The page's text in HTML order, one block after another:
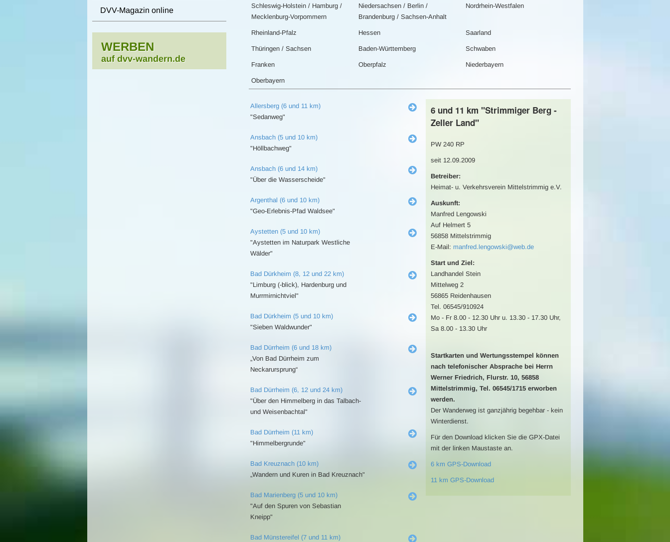
Schleswig-Holstein / Hamburg /
Mecklenburg-Vorpommern
Niedersachsen / Berlin /
Brandenburg / Sachsen-Anhalt
Nordrhein-Westfalen
Rheinland-Pfalz Hessen Saarland
Thüringen / Sachsen Baden-Württemberg Schwaben
Franken Oberpfalz Niederbayern
Oberbayern
Allersberg (6 und 11 km)
"Sedanweg"
Ansbach (5 und 10 km)
"Höllbachweg"
Ansbach (6 und 14 km)
"Über die Wasserscheide"
Argenthal (6 und 10 km)
"Geo-Erlebnis-Pfad Waldsee"
Aystetten (5 und 10 km)
"Aystetten im Naturpark Westliche
Wälder"
Bad Dürkheim (8, 12 und 22 km)
"Limburg (-blick), Hardenburg und
Murrmirnichtviel"
Bad Dürkheim (5 und 10 km)
"Sieben Waldwunder"
Bad Dürrheim (6 und 18 km)
„Von Bad Dürrheim zum
Neckarursprung“
Bad Dürrheim (6, 12 und 24 km)
"Über den Himmelberg in das Talbach-
und Weisenbachtal"
Bad Dürrheim (11 km)
"Himmelbergrunde"
Bad Kreuznach (10 km)
„Wandern und Kuren in Bad Kreuznach"
Bad Marienberg (5 und 10 km)
"Auf den Spuren von Sebastian
Kneipp"
Bad Münstereifel (7 und 11 km)
6 und 11 km "Strimmiger Berg -
Zeller Land"
PW 240 RP
seit 12.09.2009
Betreiber:
Heimat- u. Verkehrsverein Mittelstrimmig e.V.
Auskunft:
Manfred Lengowski
Auf Helmert 5
56858 Mittelstrimmig
E-Mail: manfred.lengowski@web.de
Start und Ziel:
Landhandel Stein
Mittelweg 2
56865 Reidenhausen
Tel. 06545/910924
Mo - Fr 8.00 - 12.30 Uhr u. 13.30 - 17.30 Uhr,
Sa 8.00 - 13.30 Uhr
Startkarten und Wertungsstempel können
nach telefonischer Absprache bei Herrn
Werner Friedrich, Flurstr. 10, 56858
Mittelstrimmig, Tel. 06545/1715 erworben
werden.
Der Wanderweg ist ganzjährig begehbar - kein
Winterdienst.
Für den Download klicken Sie die GPX-Datei
mit der linken Maustaste an.
6 km GPS-Download
11 km GPS-Download
DVV-Magazin online
WERBEN
auf dvv-wandern.de